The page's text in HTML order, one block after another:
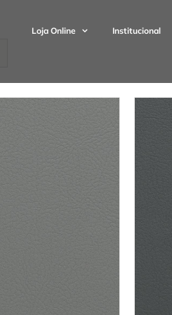
Loja Online Institucional